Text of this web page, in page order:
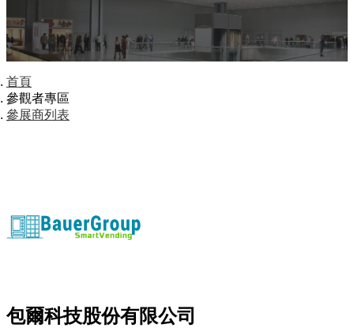
首頁
參觀者專區
參展商列表
包爾科技股份有限公司